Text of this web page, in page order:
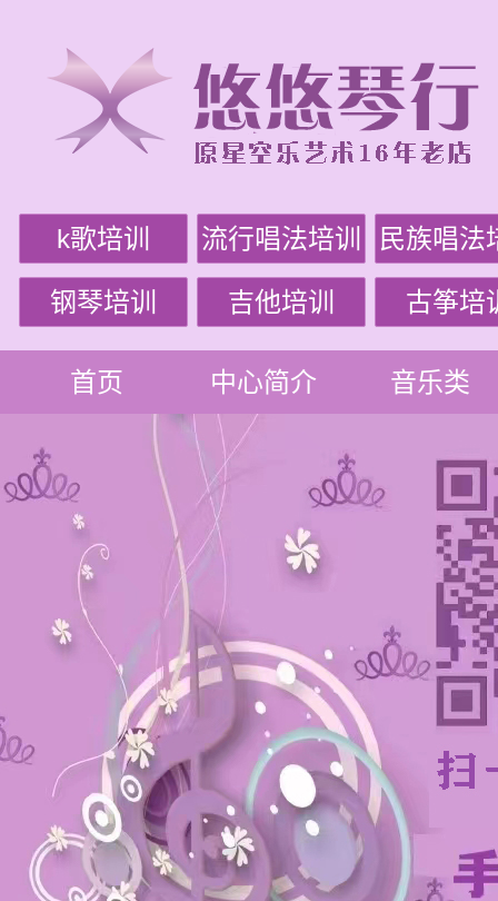
k歌培训 流行唱法培训 民族唱法
钢琴培训 吉他培训 古筝培
首页 中心简介 音乐类